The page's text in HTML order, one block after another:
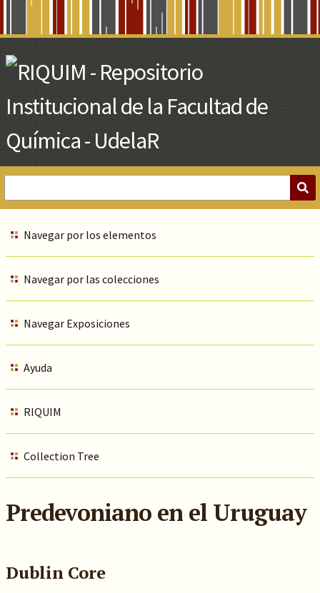
Main
Content
Navegar por los elementos
Navegar por las colecciones
Navegar Exposiciones
Ayuda
RIQUIM
Collection Tree
Predevoniano en el Uruguay
Dublin Core